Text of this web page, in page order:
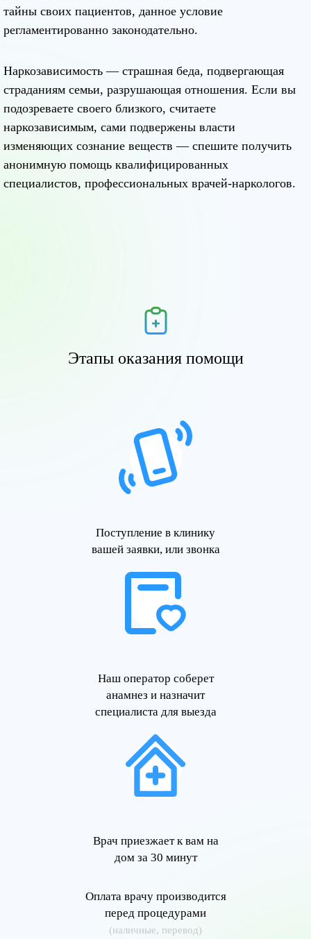
тайны своих пациентов, данное условие
регламентированно законодательно.
Наркозависимость — страшная беда, подвергающая
страданиям семьи, разрушающая отношения. Если вы
подозреваете своего близкого, считаете
наркозависимым, сами подвержены власти
изменяющих сознание веществ — спешите получить
анонимную помощь квалифицированных
специалистов, профессиональных врачей-наркологов.
Этапы оказания помощи
Поступление в клинику
вашей заявки, или звонка
Наш оператор соберет
анамнез и назначит
специалиста для выезда
Врач приезжает к вам на
дом за 30 минут
Оплата врачу производится
перед процедурами
(наличные, перевод)